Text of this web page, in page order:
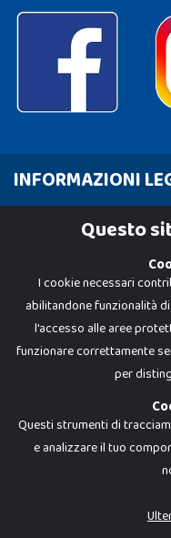
INFORMAZIONI
Cookie Policy
Dadi e Mattoncini è un brand
I prezzi e le promozioni
Questo
I cookie necessari
abilitandone funzionalità
l'accesso alle aree
funzionare correttamente
per
Questi strumenti di
e analizzare il tuo